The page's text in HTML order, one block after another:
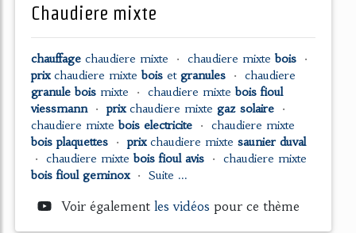
chaudiere mixte
chauffage chaudiere mixte • chaudiere mixte bois
•
prix chaudiere mixte bois et granules • chaudiere
granule bois mixte • chaudiere mixte bois fioul
viessmann •prix chaudiere mixte gaz solaire
•
chaudiere mixte bois electricite • chaudiere mixte
bois plaquettes
•prix chaudiere mixte saunier duval
• chaudiere mixte bois fioul avis • chaudiere mixte
bois fioul geminox • Suite ...
Voir également les vidéos pour ce thème